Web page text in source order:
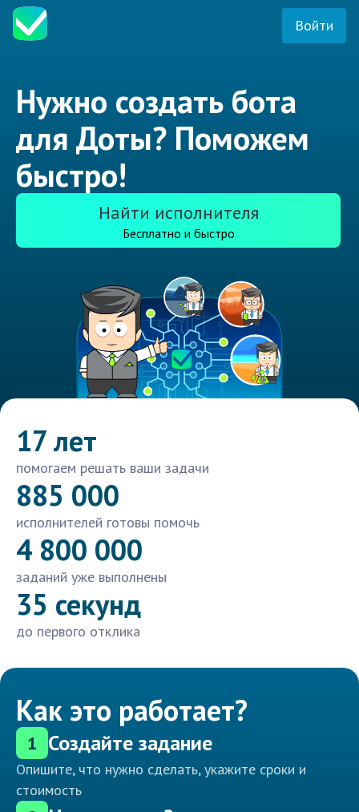
Войти
Нужно создать бота
для Доты? Поможем
быстро!
Найти исполнителя
Бесплатно и быстро
17 лет
помогаем решать ваши задачи
885 000
исполнителей готовы помочь
4 800 000
заданий уже выполнены
35 секунд
до первого отклика
Как это работает?
1 Создайте задание
Опишите, что нужно сделать, укажите сроки и
стоимость